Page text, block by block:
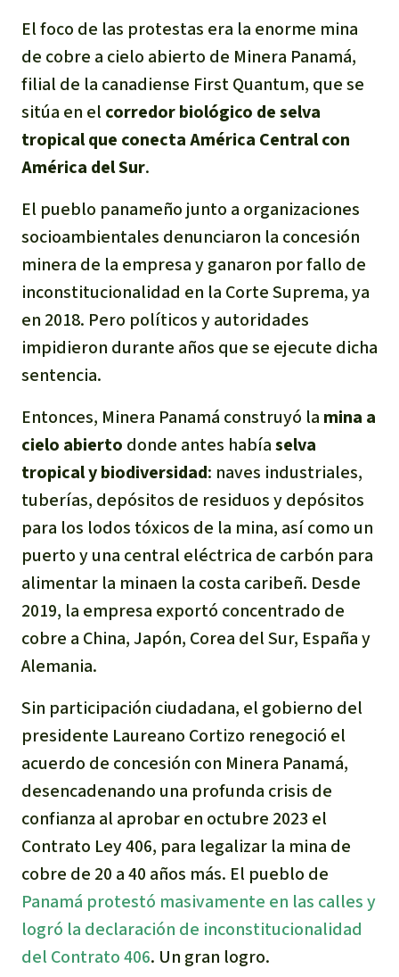
El foco de las protestas era la enorme mina
de cobre a cielo abierto de Minera Panamá,
filial de la canadiense First Quantum, que se
sitúa en el corredor biológico de selva
tropical que conecta América Central con
América del Sur.
El pueblo panameño junto a organizaciones
socioambientales denunciaron la concesión
minera de la empresa y ganaron por fallo de
inconstitucionalidad en la Corte Suprema, ya
en 2018. Pero políticos y autoridades
impidieron durante años que se ejecute dicha
sentencia.
Entonces, Minera Panamá construyó la mina a
cielo abierto donde antes habíaselva
tropical y biodiversidad: naves industriales,
tuberías, depósitos de residuos y depósitos
para los lodos tóxicos de la mina, así como un
puerto y una central eléctrica de carbón para
alimentar la minaen la costa caribeñ. Desde
2019, la empresa exportó concentrado de
cobre a China, Japón, Corea del Sur, España y
Alemania.
Sin participación ciudadana, el gobierno del
presidente Laureano Cortizo renegoció el
acuerdo de concesión con Minera Panamá,
desencadenando una profunda crisis de
confianza al aprobar en octubre 2023 el
Contrato Ley 406, para legalizar la mina de
cobre de 20 a 40 años más. El pueblo de
Panamá protestó masivamente en las calles y
logró la declaración de inconstitucionalidad
del Contrato 406. Un gran logro.